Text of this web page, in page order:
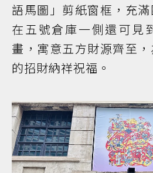
語馬圖」剪紙窗框，充
在五號倉庫一側還可見
畫，寓意五方財源齊至
的招財納祥祝福。